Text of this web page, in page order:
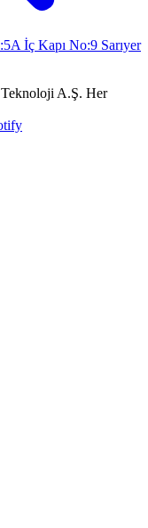
İç Kapı No:9 Sarıyer
A.Ş. Her